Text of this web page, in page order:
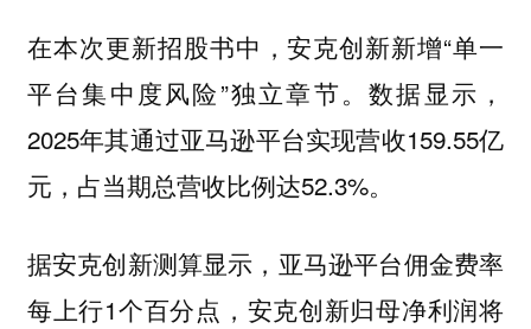
在本次更新招股书中，安克创新新增“单一
平台集中度风险”独立章节。数据显示，
2025年其通过亚马逊平台实现营收159.55亿
元，占当期总营收比例达52.3%。
据安克创新测算显示，亚马逊平台佣金费率
每上行1个百分点，安克创新归母净利润将